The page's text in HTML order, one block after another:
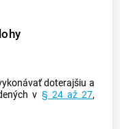
doterajšiu a
v § 24 až 27,